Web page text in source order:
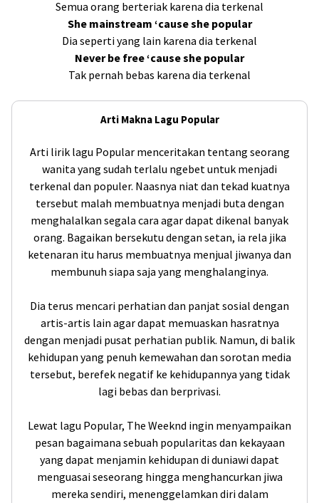
Semua orang berteriak karena dia terkenal
She mainstream ‘cause she popular
Dia seperti yang lain karena dia terkenal
Never be free ‘cause she popular
Tak pernah bebas karena dia terkenal
Arti Makna Lagu Popular
Arti lirik lagu Popular menceritakan tentang seorang
wanita yang sudah terlalu ngebet untuk menjadi
terkenal dan populer. Naasnya niat dan tekad kuatnya
tersebut malah membuatnya menjadi buta dengan
menghalalkan segala cara agar dapat dikenal banyak
orang. Bagaikan bersekutu dengan setan, ia rela jika
ketenaran itu harus membuatnya menjual jiwanya dan
membunuh siapa saja yang menghalanginya.
Dia terus mencari perhatian dan panjat sosial dengan
artis-artis lain agar dapat memuaskan hasratnya
dengan menjadi pusat perhatian publik. Namun, di balik
kehidupan yang penuh kemewahan dan sorotan media
tersebut, berefek negatif ke kehidupannya yang tidak
lagi bebas dan berprivasi.
Lewat lagu Popular, The Weeknd ingin menyampaikan
pesan bagaimana sebuah popularitas dan kekayaan
yang dapat menjamin kehidupan di duniawi dapat
menguasai seseorang hingga menghancurkan jiwa
mereka sendiri, menenggelamkan diri dalam